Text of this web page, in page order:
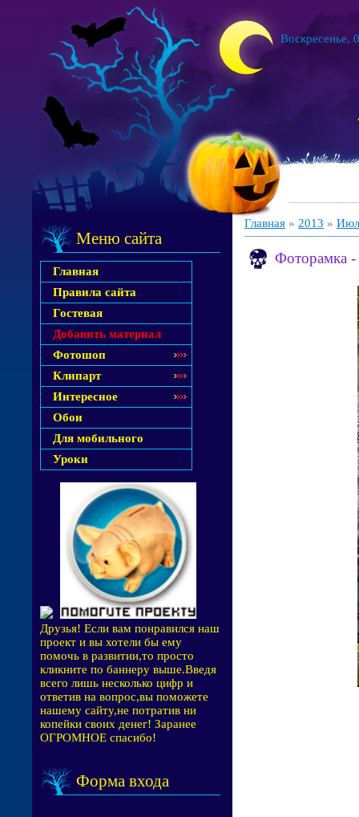
Воскресенье,
Меню сайта
Главная
Правила сайта
Гостевая
Добавить материал
Фотошоп
Клипарт
Интересное
Обои
Для мобильного
Уроки
Друзья! Если вам понравился наш
проект и вы хотели бы ему
помочь в развитии,то просто
кликните по баннеру выше.Введя
всего лишь несколько цифр и
ответив на вопрос,вы поможете
нашему сайту,не потратив ни
копейки своих денег! Заранее
ОГРОМНОЕ спасибо!
Форма входа
Главная » 2013 »
Фоторамка